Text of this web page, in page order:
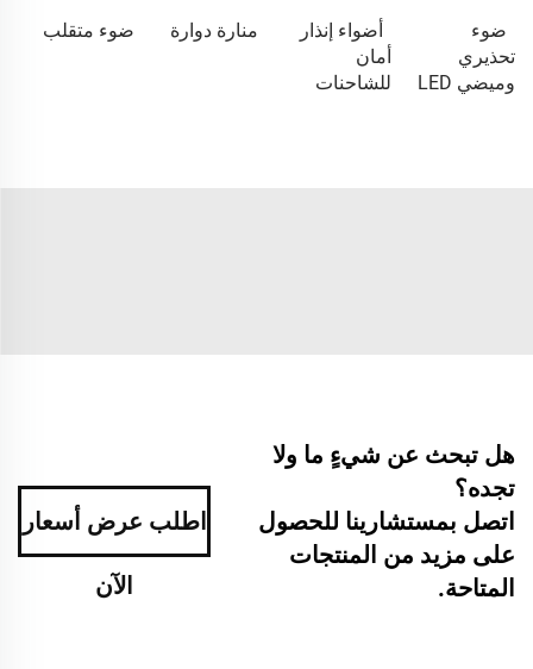
ضوء
تحذيري
وميضي LED
أضواء إنذار
أمان
للشاحنات
منارة دوارة ضوء متقلب
هل تبحث عن شيءٍ ما ولا
تجده؟
اتصل بمستشارينا للحصول
على مزيد من المنتجات
المتاحة.
اطلب عرض أسعار
الآن